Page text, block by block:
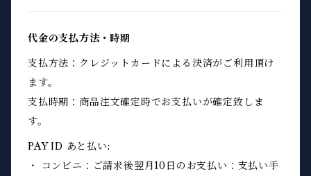
代金の支払方法・時期
支払方法：クレジットカードによる決済がご利用頂け
ます。
支払時期：商品注文確定時でお支払いが確定致しま
す。
PAY ID あと払い:
・ コンビニ：ご請求後翌月10日のお支払い：支払い手